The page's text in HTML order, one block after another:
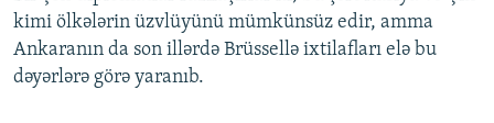
kimi ölkələrin üzvlüyünü mümkünsüz edir, amma
Ankaranın da son illərdə Brüssellə ixtilafları elə bu
dəyərlərə görə yaranıb.